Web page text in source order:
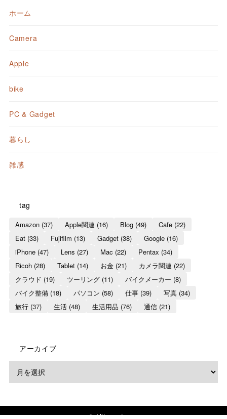
ホーム
Camera
Apple
bike
PC & Gadget
暮らし
雑感
tag
Amazon(37) Apple関連 (16) Blog(49) Cafe(22)
Eat(33) Fujifilm (13) Gadget(38) Google(16)
iPhone(47) Lens (27) Mac (22) Pentax (34)
Ricoh(28) Tablet(14) お金(21) カメラ関連 (22)
クラウド (19) ツーリング(11) バイクメーカー (8)
バイク整備(18) パソコン (58) 仕事(39) 写真(34)
旅行(37) 生活(48) 生活用品 (76) 通信(21)
アーカイブ
© Hitomatome